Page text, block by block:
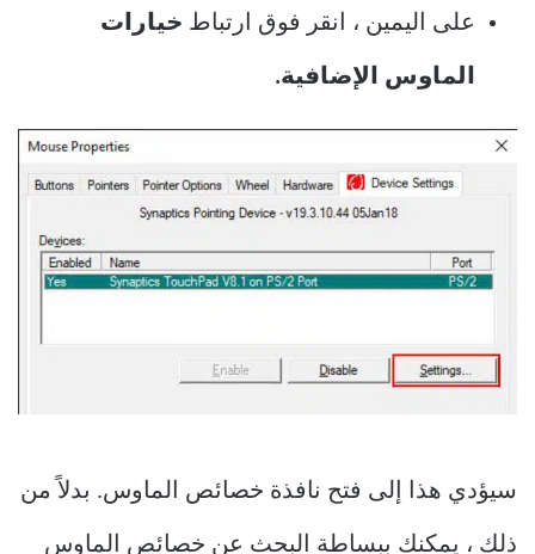
على اليمين ، انقر فوق ارتباط خيارات
الماوس الإضافية.
سيؤدي هذا إلى فتح نافذة خصائص الماوس. بدلاً من
ذلك ، يمكنك ببساطة البحث عن خصائص الماوس